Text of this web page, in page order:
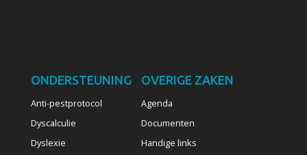
ONDERSTEUNING
Anti-pestprotocol
Dyscalculie
Dyslexie
OVERIGE ZAKEN
Agenda
Documenten
Handige links